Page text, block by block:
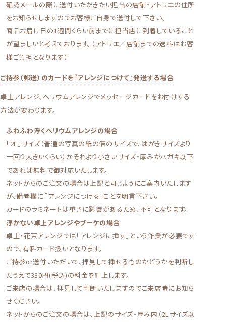
確認メールの際に送付いただきたい担当の店舗・アトリエの住所
をお知らせしますのでお客様ご自身で送付して下さい。
商品お届け日の1週間くらい前までに担当店に到着していること
が望ましいと考えております。（アトリエ／店舗までの送料はお客
様ご負担となります）
ご持参（郵送）のカードを『アレンジにつけて』発送する場合
卓上アレンジ、ヘリウムアレンジでメッセージカードをお付けする
方法が変わります。
ふわふわ浮くヘリウムアレンジの場合
「2L」サイズ（普通の写真の紙の倍のサイズで、はがきサイズより
一回り大きいくらい）かそれより小さいサイズ・厚みがハガキ以下
であれば無料で御対応いたします。
ネットからのご注文の場合は上記と同じようにご案内いたします
が、備考欄に「アレンジにつける」ことを明言下さい。
カードのラミネートは重さに影響があるため、不可となります。
浮かない卓上アレンジやブーケの場合
卓上・花束アレンジでは「アレンジに挿す」という作業が必要です
ので、有料カード扱いとなります。
ご持参or送付いただいて、拝見して挿せるものかどうかを判断し
たうえで330円(税込)の料金を計上します。
ご来店の場合は、拝見して判断いたしますのでご来店時にお知ら
せください。
ネットからのご注文の場合は、上記のサイズ・厚み内（2Lサイズ以